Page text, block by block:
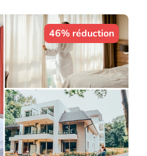
46% réduction